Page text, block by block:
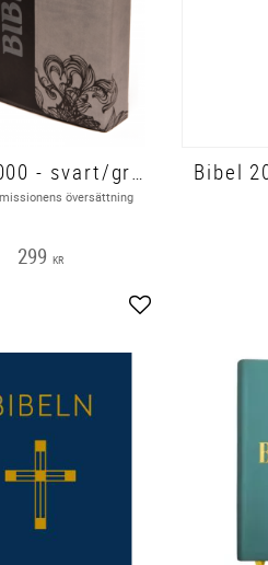
Bibel 2000 - svart/grå konstskinn med magnetlås 195x150x47mm
översättning
299 KR
Lägg till i favoriter